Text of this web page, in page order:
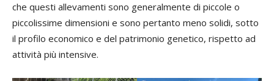
che questi allevamenti sono generalmente di piccole o
piccolissime dimensioni e sono pertanto meno solidi, sotto
il profilo economico e del patrimonio genetico, rispetto ad
attività più intensive.